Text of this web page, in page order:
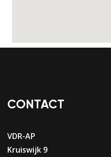
CONTACT
VDR-AP
Kruiswijk 9